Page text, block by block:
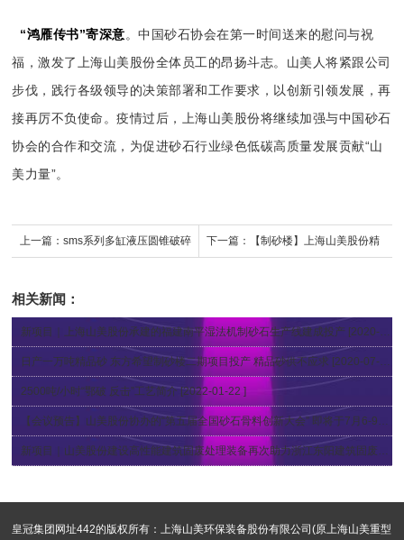
“鸿雁传书”寄深意。中国砂石协会在第一时间送来的慰问与祝
福 ，激发了上海山美股份全体员工的昂扬斗志。山美人将紧跟公司
步伐，践行各级领导的决策部署和工作要求，以创新引领发展，再
接再厉不负使命。疫情过后，上海山美股份将继续加强与中国砂石
协会的合作和交流，为促进砂石行业绿色低碳高质量发展贡献“山
美力量”。
上一篇： sms系列多缸液压圆锥破碎 下一篇： 【制砂楼】上海山美股份精
相关新闻：
新项目｜上海山美股份承建的福建南平湿法机制砂石生产线建成投产 [2020-09-17 ]
日产一万吨精品砂 东方希望制砂楼二期项目投产 精品砂供不应求 [2020-07-31 ]
2500吨/小时“鄂破 反击”工艺简介 [2022-01-22 ]
【会议预告】山美股份协办的“第五届全国砂石骨料创新大会” 即将于7月6-9日在南昌召开
新项目｜山美股份建设高性能建筑固废处理装备再次助力浙江东阳建筑固废资源化
皇冠集团网址442的版权所有：上海山美环保装备股份有限公司(原上海山美重型